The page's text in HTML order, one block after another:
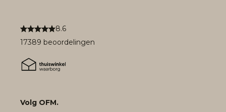
8.6
17389 beoordelingen
Volg OFM.